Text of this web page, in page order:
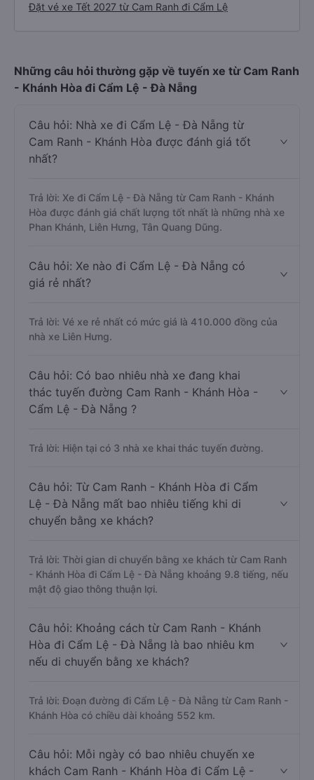
Đặt vé xe Tết 2027 từ Cam Ranh đi Cẩm Lệ
Những câu hỏi thường gặp về tuyến xe từ Cam Ranh
- Khánh Hòa đi Cẩm Lệ - Đà Nẵng
Câu hỏi: Nhà xe đi Cẩm Lệ - Đà Nẵng từ
Cam Ranh - Khánh Hòa được đánh giá tốt
nhất?
Trả lời: Xe đi Cẩm Lệ - Đà Nẵng từ Cam Ranh - Khánh
Hòa được đánh giá chất lượng tốt nhất là những nhà xe
Phan Khánh, Liên Hưng, Tân Quang Dũng.
Câu hỏi: Xe nào đi Cẩm Lệ - Đà Nẵng có
giá rẻ nhất?
Trả lời: Vé xe rẻ nhất có mức giá là 410.000 đồng của
nhà xe Liên Hưng.
Câu hỏi: Có bao nhiêu nhà xe đang khai
thác tuyến đường Cam Ranh - Khánh Hòa -
Cẩm Lệ - Đà Nẵng ?
Trả lời: Hiện tại có 3 nhà xe khai thác tuyến đường.
Câu hỏi: Từ Cam Ranh - Khánh Hòa đi Cẩm
Lệ - Đà Nẵng mất bao nhiêu tiếng khi di
chuyển bằng xe khách?
Trả lời: Thời gian di chuyển bằng xe khách từ Cam Ranh
- Khánh Hòa đi Cẩm Lệ - Đà Nẵng khoảng 9.8 tiếng, nếu
mật độ giao thông thuận lợi.
Câu hỏi: Khoảng cách từ Cam Ranh - Khánh
Hòa đi Cẩm Lệ - Đà Nẵng là bao nhiêu km
nếu di chuyển bằng xe khách?
Trả lời: Đoạn đường đi Cẩm Lệ - Đà Nẵng từ Cam Ranh -
Khánh Hòa có chiều dài khoảng 552 km.
Câu hỏi: Mỗi ngày có bao nhiêu chuyến xe
khách Cam Ranh - Khánh Hòa đi Cẩm Lệ -